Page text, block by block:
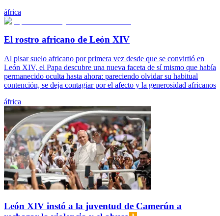
áfrica
El rostro africano de León XIV
Al pisar suelo africano por primera vez desde que se convirtió en
León XIV, el Papa descubre una nueva faceta de sí mismo que había
permanecido oculta hasta ahora: pareciendo olvidar su habitual
contención, se deja contagiar por el afecto y la generosidad africanos
áfrica
León XIV instó a la juventud de Camerún a